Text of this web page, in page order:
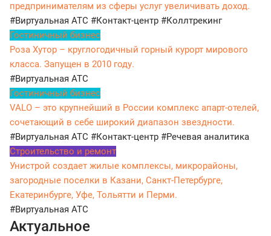
предпринимателям из сферы услуг увеличивать доход.
#Виртуальная АТС #Контакт-центр #Коллтрекинг
Гостиничный бизнес
Роза Хутор – круглогодичный горный курорт мирового
класса. Запущен в 2010 году.
#Виртуальная АТС
Гостиничный бизнес
VALO – это крупнейший в России комплекс апарт-отелей,
сочетающий в себе широкий диапазон звездности.
#Виртуальная АТС #Контакт-центр #Речевая аналитика
Строительство и ремонт
Унистрой создает жилые комплексы, микрорайоны,
загородные поселки в Казани, Санкт-Петербурге,
Екатеринбурге, Уфе, Тольятти и Перми.
#Виртуальная АТС
Актуальное